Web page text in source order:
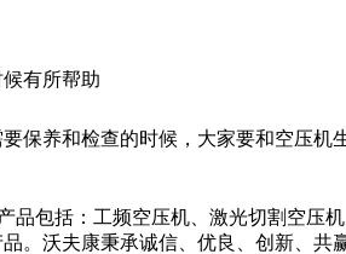
有所帮助
保养和检查的时候，大家要和空压
包括：工频空压机、激光切割空压机
。沃夫康秉承诚信、优良、创新、